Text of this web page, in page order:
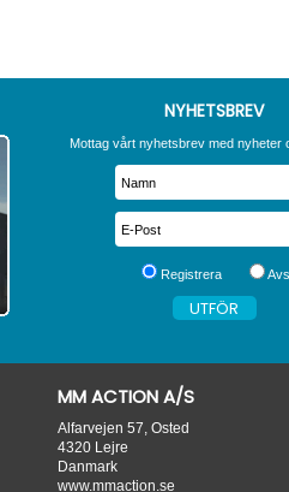
NYHETSBREV
Mottag vårt nyhetsbrev med nyheter
Registrera
MM ACTION A/S
Alfarvejen 57, Osted
4320 Lejre
Danmark
www.mmaction.se